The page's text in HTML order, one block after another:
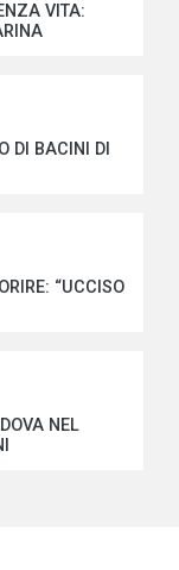
VITA:
DI BACINI DI
“UCCISO
NEL